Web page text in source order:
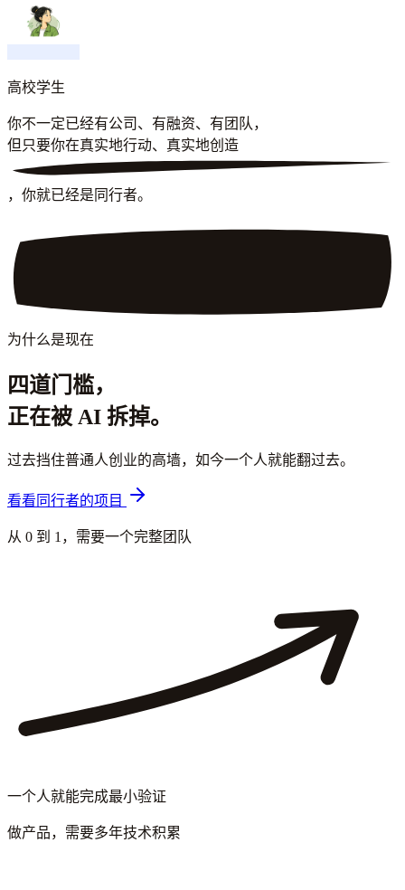
高校学生
你不一定已经有公司、有融资、有团队，
但只要你在真实地行动、真实地创造
，你就已经是同行者。
为什么是现在
四道门槛，
正在被 AI 拆掉。
过去挡住普通人创业的高墙，如今一个人就能翻过去。
看看同行者的项目
从 0 到 1，需要一个完整团队
一个人就能完成最小验证
做产品，需要多年技术积累